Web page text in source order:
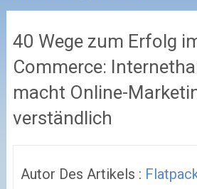
40 Wege zum Erfolg
Commerce:
macht Online-
verständlich
Autor Des Artikels :